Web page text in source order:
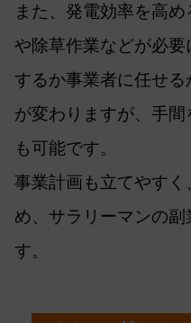
また、発電効率を高
や除草作業などが必
するか事業者に任せ
が変わりますが、手
も可能です。
事業計画も立てやす
め、サラリーマンの
す。